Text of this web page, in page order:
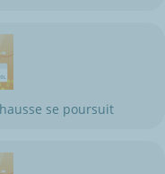
se poursuit